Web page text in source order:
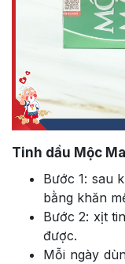
Tinh dầu Mộc
Bước 1: sau
bằng khăn
Bước 2: xịt
được.
Mỗi ngày